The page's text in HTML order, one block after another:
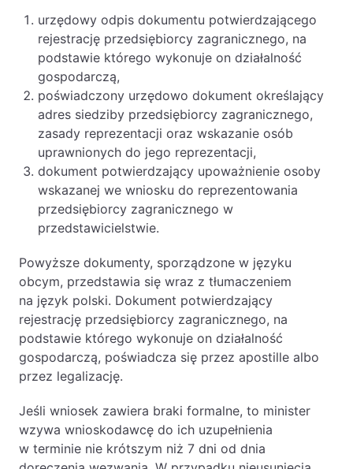
urzędowy odpis dokumentu potwierdzającego
rejestrację przedsiębiorcy zagranicznego, na
podstawie którego wykonuje on działalność
gospodarczą,
poświadczony urzędowo dokument określający
adres siedziby przedsiębiorcy zagranicznego,
zasady reprezentacji oraz wskazanie osób
uprawnionych do jego reprezentacji,
dokument potwierdzający upoważnienie osoby
wskazanej we wniosku do reprezentowania
przedsiębiorcy zagranicznego w
przedstawicielstwie.
Powyższe dokumenty, sporządzone w języku
obcym, przedstawia się wraz z tłumaczeniem
na język polski. Dokument potwierdzający
rejestrację przedsiębiorcy zagranicznego, na
podstawie którego wykonuje on działalność
gospodarczą, poświadcza się przez apostille albo
przez legalizację.
Jeśli wniosek zawiera braki formalne, to minister
wzywa wnioskodawcę do ich uzupełnienia
w terminie nie krótszym niż 7 dni od dnia